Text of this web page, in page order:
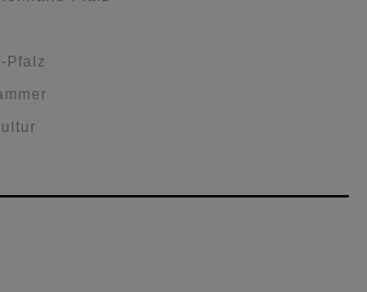
Pfalz